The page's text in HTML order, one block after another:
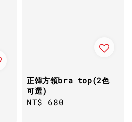
正韓方領bra top(2色
可選)
Regular
NT$ 680